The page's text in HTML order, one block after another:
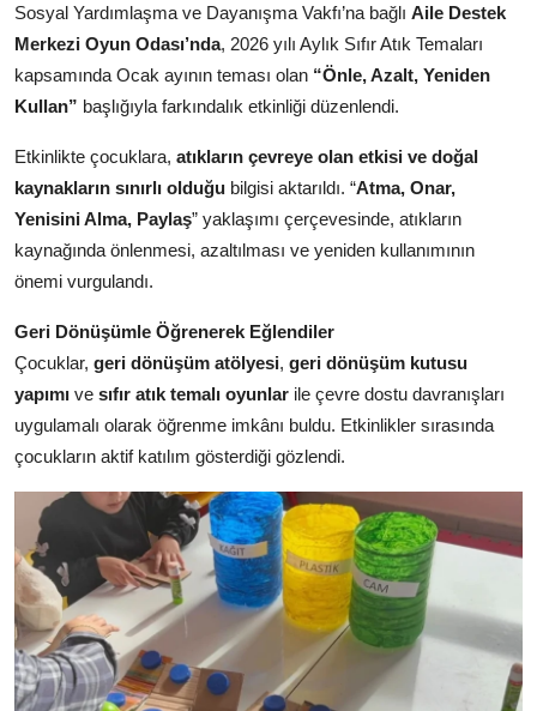
Sosyal Yardımlaşma ve Dayanışma Vakfı’na bağlı Aile Destek
Merkezi Oyun Odası’nda, 2026 yılı Aylık Sıfır Atık Temaları
kapsamında Ocak ayının teması olan “Önle, Azalt, Yeniden
Kullan” başlığıyla farkındalık etkinliği düzenlendi.
Etkinlikte çocuklara, atıkların çevreye olan etkisi ve doğal
kaynakların sınırlı olduğu bilgisi aktarıldı. “Atma, Onar,
Yenisini Alma, Paylaş” yaklaşımı çerçevesinde, atıkların
kaynağında önlenmesi, azaltılması ve yeniden kullanımının
önemi vurgulandı.
Geri Dönüşümle Öğrenerek Eğlendiler
Çocuklar, geri dönüşüm atölyesi, geri dönüşüm kutusu
yapımı ve sıfır atık temalı oyunlar ile çevre dostu davranışları
uygulamalı olarak öğrenme imkânı buldu. Etkinlikler sırasında
çocukların aktif katılım gösterdiği gözlendi.